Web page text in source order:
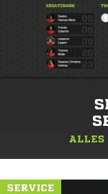
ALLES
SERVICE